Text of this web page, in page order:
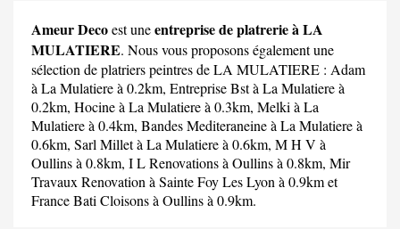
Ameur Decoest uneentreprise de platrerie à LA
MULATIERE. Nous vous proposons également une
sélection de platriers peintres de LA MULATIERE : Adam
à La Mulatiere à 0.2km, Entreprise Bstà La Mulatiere à
0.2km, Hocineà La Mulatiere à 0.3km, Melki à La
Mulatiere à 0.4km, Bandes Mediteraneineà La Mulatiere à
0.6km, Sarl Milletà La Mulatiere à 0.6km, M H V à
Oullins à 0.8km, I L Renovationsà Oullins à 0.8km, Mir
Travaux Renovation à Sainte Foy Les Lyon à 0.9km et
France Bati Cloisonsà Oullins à 0.9km.